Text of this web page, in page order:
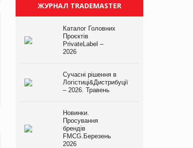
EVA.UA запустила
асортимент, якого покупці
не очікують побачити на
ЖУРНАЛ TRADEMASTER
Каталог Головних
Проєктів
PrivateLabel –
2026
Сучасні рішення в
Логістиці&Дистрибуції
– 2026. Травень
Новинки.
Просування
брендів
FMCG.Березень
2026